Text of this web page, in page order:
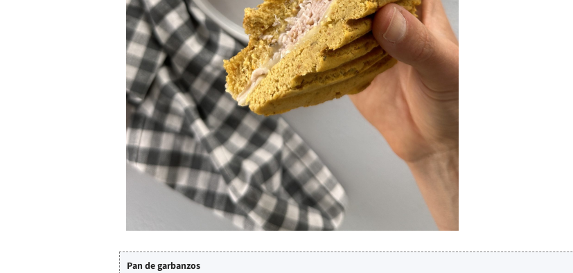
Pan de garbanzos